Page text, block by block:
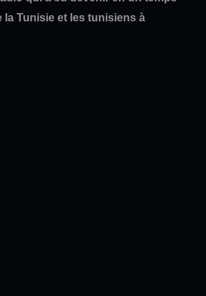
la Tunisie et les tunisiens à